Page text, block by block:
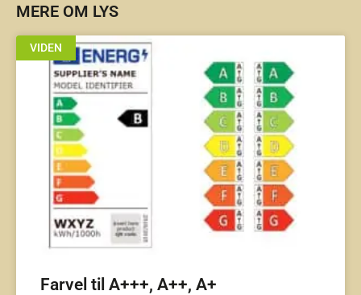
MERE OM LYS
VIDEN
Farvel til A+++, A++, A+